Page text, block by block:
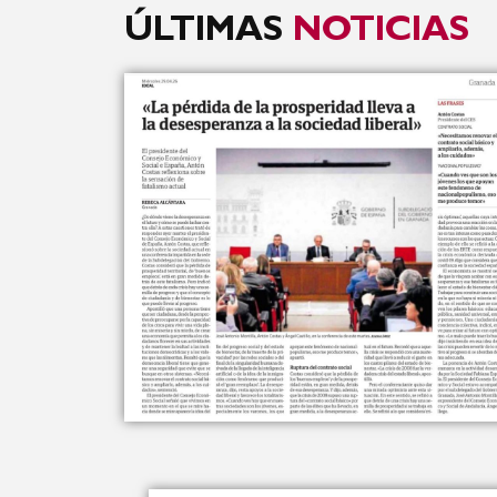
ÚLTIMAS NOTICIAS